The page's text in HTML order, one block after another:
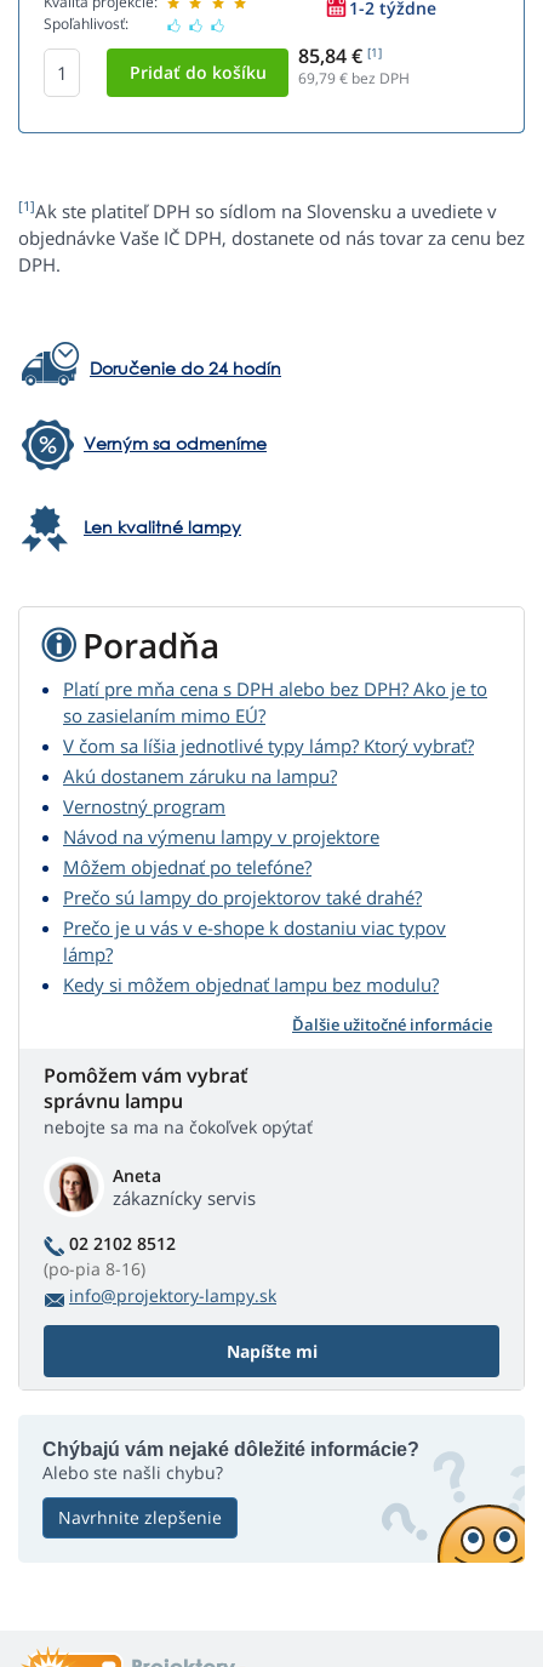
Spoľahlivosť:
1-2 týždne
85,84 € [1]
69,79€ bez DPH
[1]Ak ste platiteľ DPH so sídlom na Slovensku a uvediete v
objednávke Vaše IČ DPH, dostanete od nás tovar za cenu bez
DPH.
Doručenie do 24 hodín
Verným sa odmeníme
Len kvalitné lampy
Poradňa
Platí pre mňa cena s DPH alebo bez DPH? Ako je to
so zasielaním mimo EÚ?
V čom sa líšia jednotlivé typy lámp? Ktorý vybrať?
Akú dostanem záruku na lampu?
Vernostný program
Návod na výmenu lampy v projektore
Môžem objednať po telefóne?
Prečo sú lampy do projektorov také drahé?
Prečo je u vás v e-shope k dostaniu viac typov
lámp?
Kedy si môžem objednať lampu bez modulu?
Ďalšie užitočné informácie
Pomôžem vám vybrať
správnu lampu
nebojte sa ma na čokoľvek opýtať
Aneta
zákaznícky servis
02 2102 8512
(po-pia 8-16)
info@projektory-lampy.sk
Napíšte mi
Chýbajú vám nejaké dôležité informácie?
Alebo ste našli chybu?
Navrhnite zlepšenie